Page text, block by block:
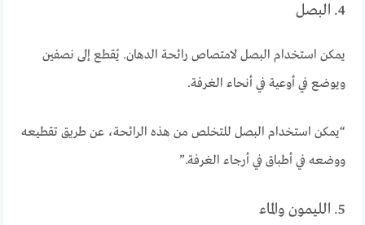
4. البصل
يمكن استخدام البصل لامتصاص رائحة الدهان. يُقطع إلى نصفين
ويوضع في أوعية في أنحاء الغرفة.
“يمكن استخدام البصل للتخلص من هذه الرائحة، عن طريق تقطيعه
ووضعه في أطباق في أرجاء الغرفة.”
5. الليمون والماء